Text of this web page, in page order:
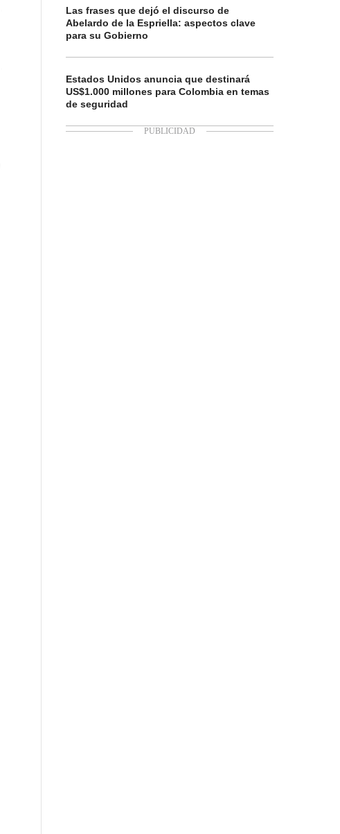
Las frases que dejó el discurso de
Abelardo de la Espriella: aspectos clave
para su Gobierno
Estados Unidos anuncia que destinará
US$1.000 millones para Colombia en temas
de seguridad